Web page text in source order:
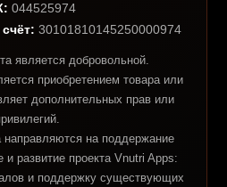
044525974
30101810145250000974
является добровольной.
приобретением товара или
дополнительных прав или
направляются на поддержание
развитие проекта Vnutri Apps:
и поддержку существующих